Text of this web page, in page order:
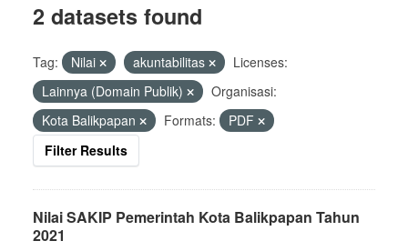
2 datasets found
Tag: Nilai akuntabilitas
Licenses:
Lainnya (Domain Publik)
Organisasi:
Kota Balikpapan
Formats:
PDF
Filter Results
Nilai SAKIP Pemerintah Kota Balikpapan Tahun
2021